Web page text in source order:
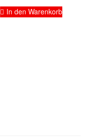
In den Warenkorb